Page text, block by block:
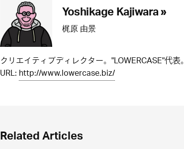
Yoshikage Kajiwara »
梶原 由景
クリエイティブディレクター。"LOWERCASE"代表。
URL:http://www.lowercase.biz/
Related Articles